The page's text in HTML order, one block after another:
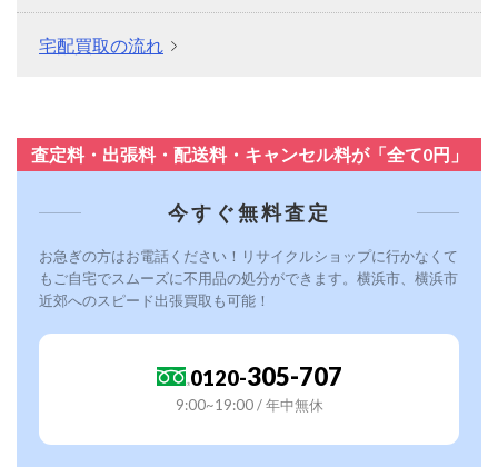
宅配買取の流れ
査定料・出張料・配送料・キャンセル料が「全て0円」
今すぐ無料査定
お急ぎの方はお電話ください！リサイクルショップに行かなくて
もご自宅でスムーズに不用品の処分ができます。横浜市、横浜市
近郊へのスピード出張買取も可能！
0120-305-707
9:00~19:00 / 年中無休